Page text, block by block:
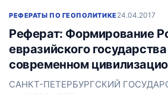
РЕФЕРАТЫ ПО ГЕОПОЛИТИКЕ24.04.2017
Реферат: Формирование
евразийского
современном
САНКТ-ПЕТЕРБУРГСКИЙ